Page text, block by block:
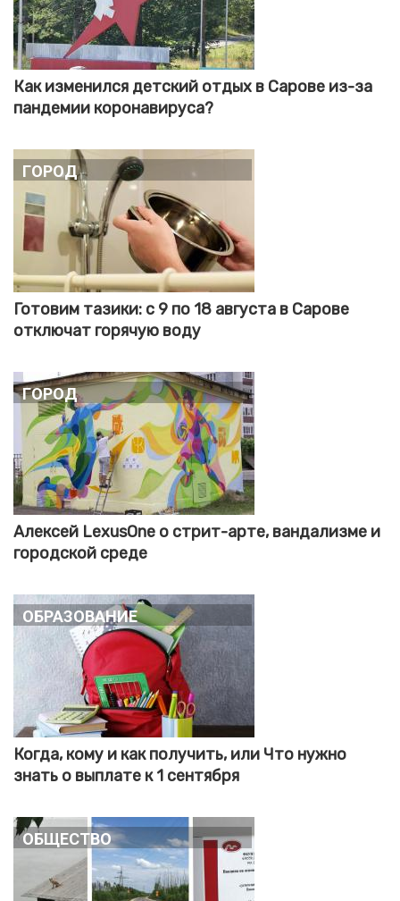
Как изменился детский отдых в Сарове из-за
пандемии коронавируса?
Город
Готовим тазики: с 9 по 18 августа в Сарове
отключат горячую воду
Город
Алексей LexusOne о стрит-арте, вандализме и
городской среде
Образование
Когда, кому и как получить, или Что нужно
знать о выплате к 1 сентября
Общество